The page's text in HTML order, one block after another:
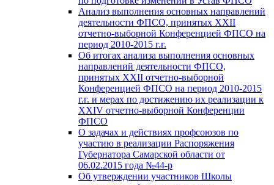
Анализ выполнения основных направлений
деятельности ФПСО, принятых XXII
отчетно-выборной Конференцией ФПСО на
период 2010-2015 г.г.
Об итогах анализа выполнения основных
направлений деятельности ФПСО,
принятых XXII отчетно-выборной
Конференцией ФПСО на период 2010-2015
г.г. и мерах по достижению их реализации к
XXIV отчетно-выборной Конференции
ФПСО
О задачах и действиях профсоюзов по
участию в реализации Распоряжения
Губернатора Самарской области от
06.02.2015 года №44-р
Об утверждении участников Школы